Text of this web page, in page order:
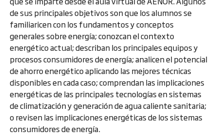
de sus principales objetivos son que los alumnos se
familiaricen con los fundamentos y conceptos
generales sobre energía; conozcan el contexto
energético actual; describan los principales equipos y
procesos consumidores de energía; analicen el potencial
de ahorro energético aplicando las mejores técnicas
disponibles en cada caso; comprendan las implicaciones
energéticas de las principales tecnologías en sistemas
de climatización y generación de agua caliente sanitaria;
o revisen las implicaciones energéticas de los sistemas
consumidores de energía.